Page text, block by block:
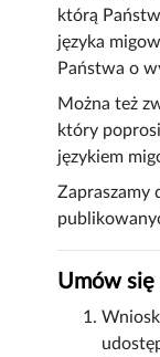
którą
języka
Państwa o
Można też
który
językiem
Zapraszamy
Umów